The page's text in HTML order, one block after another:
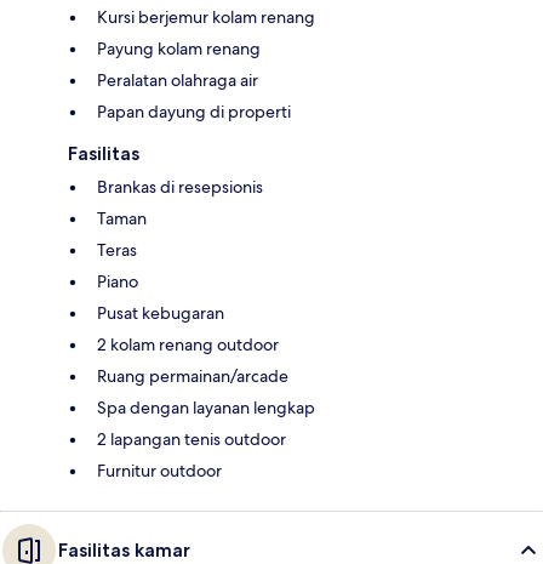
Kursi berjemur kolam renang
Payung kolam renang
Peralatan olahraga air
Papan dayung di properti
Fasilitas
Brankas di resepsionis
Taman
Teras
Piano
Pusat kebugaran
2 kolam renang outdoor
Ruang permainan/arcade
Spa dengan layanan lengkap
2 lapangan tenis outdoor
Furnitur outdoor
Fasilitas kamar